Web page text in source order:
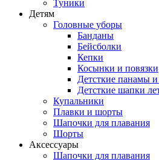
Туники
Детям
Головные уборы
Банданы
Бейсболки
Кепки
Косынки и повязки
Детсткие панамы
Детсткие шапки
Купальники
Плавки и шорты
Шапочки для плавания
Шорты
Аксессуары
Шапочки для плавания